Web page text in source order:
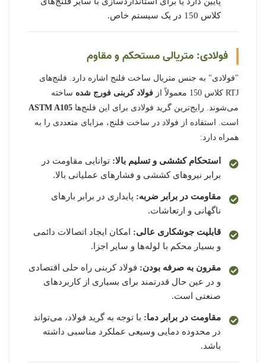
کلاس 150 در یک سیستم خاص.
فولادی: متریالی مستحکم و مقاوم
"فولادی" به جنس متریال ساخت فلنج اشاره دارد. فلنج‌های
RTJ کلاس 150 معمولاً از
فولاد کربنی فورج شده ساخته
می‌شوند. رایج‌ترین گرید فولادی برای این فلنج‌ها ASTM A105
است. استفاده از فولاد در ساخت فلنج، مزایای متعددی را به
همراه دارد:
استحکام کششی و تسلیم بالا: توانایی مقاومت در
برابر نیروهای کششی و فشارهای عملیاتی بالا.
مقاومت در برابر ضربه: پایداری در برابر بارهای
ناگهانی و ارتعاشات.
قابلیت جوشکاری عالی: امکان ایجاد اتصالات دائمی
و بسیار محکم با لوله‌ها و سایر اجزا.
مقرون به صرفه بودن: فولاد کربنی راه حلی اقتصادی
و در عین حال قدرتمند برای بسیاری از کاربردهای
صنعتی است.
مقاومت در برابر دما: با توجه به گرید فولاد، می‌تواند
در محدوده دمایی وسیعی عملکرد مناسبی داشته
باشد.